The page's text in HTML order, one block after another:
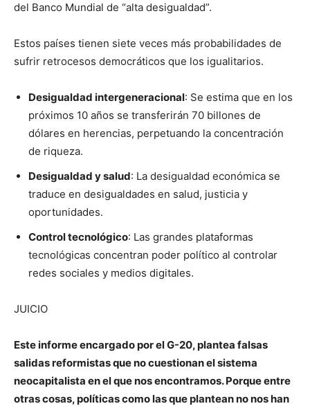
del Banco Mundial de “alta desigualdad”.
Estos países tienen siete veces más probabilidades de
sufrir retrocesos democráticos que los igualitarios.
Desigualdad intergeneracional: Se estima que en los
próximos 10 años se transferirán 70 billones de
dólares en herencias, perpetuando la concentración
de riqueza.
Desigualdad y salud: La desigualdad económica se
traduce en desigualdades en salud, justicia y
oportunidades.
Control tecnológico: Las grandes plataformas
tecnológicas concentran poder político al controlar
redes sociales y medios digitales.
JUICIO
Este informe encargado por el G-20, plantea falsas
salidas reformistas que no cuestionan el sistema
neocapitalista en el que nos encontramos. Porque entre
otras cosas, políticas como las que plantean no nos han